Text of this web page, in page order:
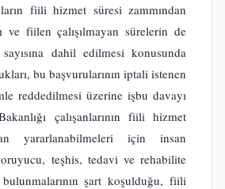
fiili hizmet süresi zammından
ve fiilen çalışılmayan sürelerin de
dahil edilmesi konusunda
bu başvurularının iptali istenen
reddedilmesi üzerine işbu davayı
çalışanlarının fiili hizmet
yararlanabilmeleri için insan
teşhis, tedavi ve rehabilite
şart koşulduğu, fiili